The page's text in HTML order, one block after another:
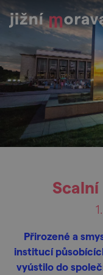
Přirozené a
institucí
vyústilo do